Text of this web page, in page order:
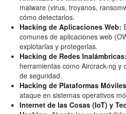
malware (virus, troyanos,
cómo detectarlos.
Hacking de Aplicaciones Web:
comunes de aplicaciones web
explotarlas y protegerlas.
Hacking de Redes Inalámbricas:
herramientas como Aircrack-ng y
de seguridad.
Hacking de Plataformas
ataque en sistemas operativos
Internet de las Cosas (IoT) y